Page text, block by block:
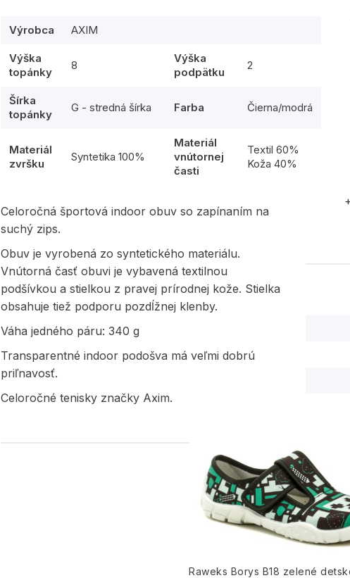
Výrobca AXIM
Výška
topánky
8
Výška
podpätku
2
Šírka
topánky
G - stredná šírka Farba Čierna/modrá
Materiál
zvršku
Syntetika 100%
Materiál
vnútornej
časti
Textil 60%
Koža 40%
Celoročná športová indoor obuv so zapínaním na
suchý zips.
Obuv je vyrobená zo syntetického materiálu.
Vnútorná časť obuvi je vybavená textilnou
podšívkou a stielkou z pravej prírodnej kože. Stielka
obsahuje tiež podporu pozdĺžnej klenby.
Váha jedného páru: 340 g
Transparentné indoor podošva má veľmi dobrú
priľnavosť.
Celoročné tenisky značky Axim.
PODOBNÉ
Raweks Borys B18 zelené